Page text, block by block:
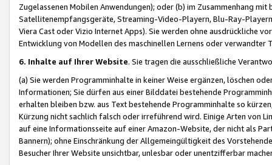
Zugelassenen Mobilen Anwendungen); oder (b) im Zusammenhang
Satellitenempfangsgeräte, Streaming-Video-Playern, Blu-Ray-
Viera Cast oder Vizio Internet Apps). Sie werden ohne ausdrückliche
Entwicklung von Modellen des maschinellen Lernens oder
6. Inhalte auf Ihrer Website. Sie tragen die ausschließliche
(a) Sie werden Programminhalte in keiner Weise ergänzen, löschen
Informationen; Sie dürfen aus einer Bilddatei bestehende
erhalten bleiben bzw. aus Text bestehende Programminhalte so
Kürzung nicht sachlich falsch oder irreführend wird. Einige Arten von
auf eine Informationsseite auf einer Amazon-Website, der nicht als
Bannern); ohne Einschränkung der Allgemeingültigkeit des
Besucher Ihrer Website unsichtbar, unlesbar oder unentzifferbar